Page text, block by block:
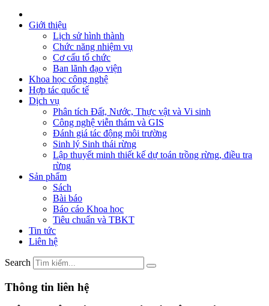
Giới thiệu
Lịch sử hình thành
Chức năng nhiệm vụ
Cơ cấu tổ chức
Ban lãnh đạo viện
Khoa học công nghệ
Hợp tác quốc tế
Dịch vụ
Phân tích Đất, Nước, Thực vật và Vi sinh
Công nghệ viễn thám và GIS
Đánh giá tác động môi trường
Sinh lý Sinh thái rừng
Lập thuyết minh thiết kế dự toán trồng rừng, điều tra
rừng
Sản phẩm
Sách
Bài báo
Báo cáo Khoa học
Tiêu chuẩn và TBKT
Tin tức
Liên hệ
Search
Thông tin liên hệ